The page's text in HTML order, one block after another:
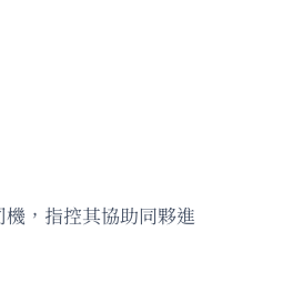
，指控其協助同夥進